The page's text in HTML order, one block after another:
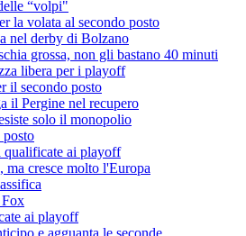
“volpi"
la volata al secondo posto
nel derby di Bolzano
grossa, non gli bastano 40 minuti
libera per i playoff
il secondo posto
il Pergine nel recupero
solo il monopolio
posto
qualificate ai playoff
cresce molto l'Europa
ai playoff
e agguanta le seconde